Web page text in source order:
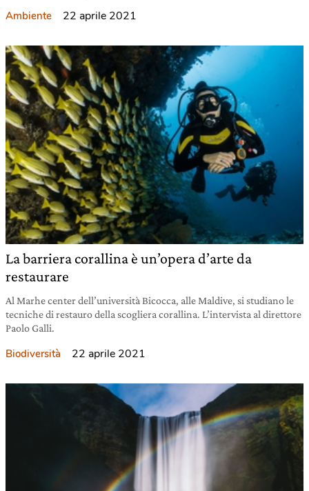
Ambiente 22 aprile 2021
La barriera corallina è un’opera d’arte da
restaurare
Al Marhe center dell’università Bicocca, alle Maldive, si studiano le
tecniche di restauro della scogliera corallina. L’intervista al direttore
Paolo Galli.
Biodiversità 22 aprile 2021